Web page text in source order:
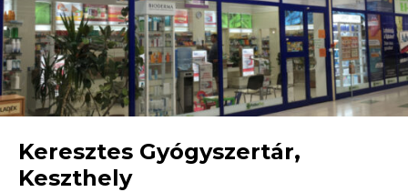
Keresztes Gyógyszertár,
Keszthely